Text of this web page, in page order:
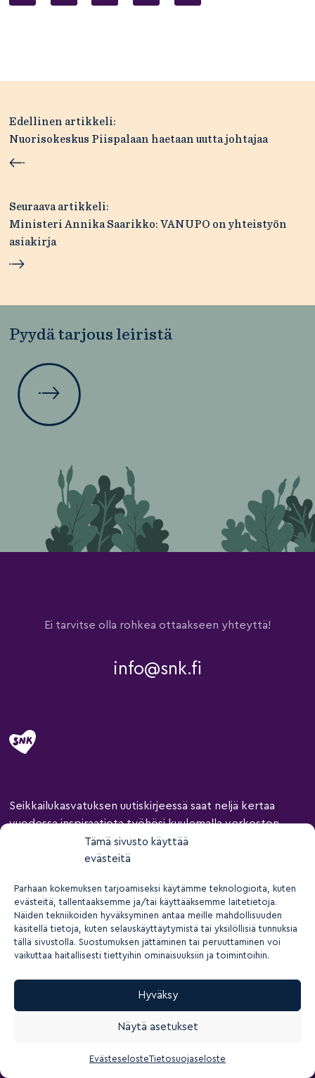
Tämä sivusto käyttää
evästeitä
Parhaan kokemuksen tarjoamiseksi käytämme teknologioita, kuten
evästeitä, tallentaaksemme ja/tai käyttääksemme laitetietoja.
Näiden tekniikoiden hyväksyminen antaa meille mahdollisuuden
käsitellä tietoja, kuten selauskäyttäytymistä tai yksilöllisiä tunnuksia
tällä sivustolla. Suostumuksen jättäminen tai peruuttaminen voi
vaikuttaa haitallisesti tiettyihin ominaisuuksiin ja toimintoihin.
Hyväksy
Näytä asetukset
EvästeselosteTietosuojaseloste
Artikkelien
selaus
Edellinen artikkeli:
Nuorisokeskus Piispalaan haetaan uutta johtajaa
Seuraava artikkeli:
Ministeri Annika Saarikko: VANUPO on yhteistyön
asiakirja
Pyydä tarjous leiristä
Ei tarvitse olla rohkea ottaakseen yhteyttä!
info@snk.fi
Seikkailukasvatuksen uutiskirjeessä saat neljä kertaa
vuodessa inspiraatiota työhösi kuulemalla verkoston
koulutuksista, kuulumisista ja ajankohtaisista asioista.
Tilaamalla uutiskirjeen hyväksytuutiskirjeen
Keskukset